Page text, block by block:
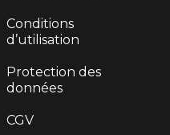
Conditions
d’utilisation
Protection des
données
CGV